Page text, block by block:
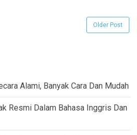
Older Post
Alami, Banyak Cara Dan Mudah
Resmi Dalam Bahasa Inggris Dan